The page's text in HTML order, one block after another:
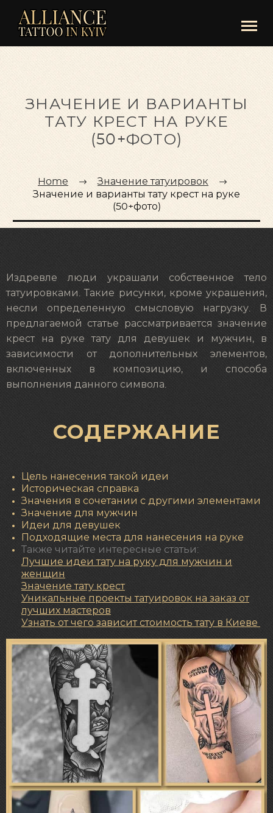
ЗНАЧЕНИЕ И ВАРИАНТЫ
ТАТУ КРЕСТ НА РУКЕ
(50+ФОТО)
Home
Значение татуировок
Значение и варианты тату крест на руке
(50+фото)
Издревле люди украшали собственное тело
татуировками. Такие рисунки, кроме украшения,
несли определенную смысловую нагрузку. В
предлагаемой статье рассматривается значение
крест на руке тату для девушек и мужчин, в
зависимости от дополнительных элементов,
включенных в композицию, и способа
выполнения данного символа.
СОДЕРЖАНИЕ
Цель нанесения такой идеи
Историческая справка
Значения в сочетании с другими элементами
Значение для мужчин
Идеи для девушек
Подходящие места для нанесения на руке
Также читайте интересные статьи:
Лучшие идеи тату на руку для мужчин и
женщин
Значениетату крест
Уникальные проекты татуировок на заказ от
лучших мастеров
Узнать от чего зависит стоимость тату в Киеве